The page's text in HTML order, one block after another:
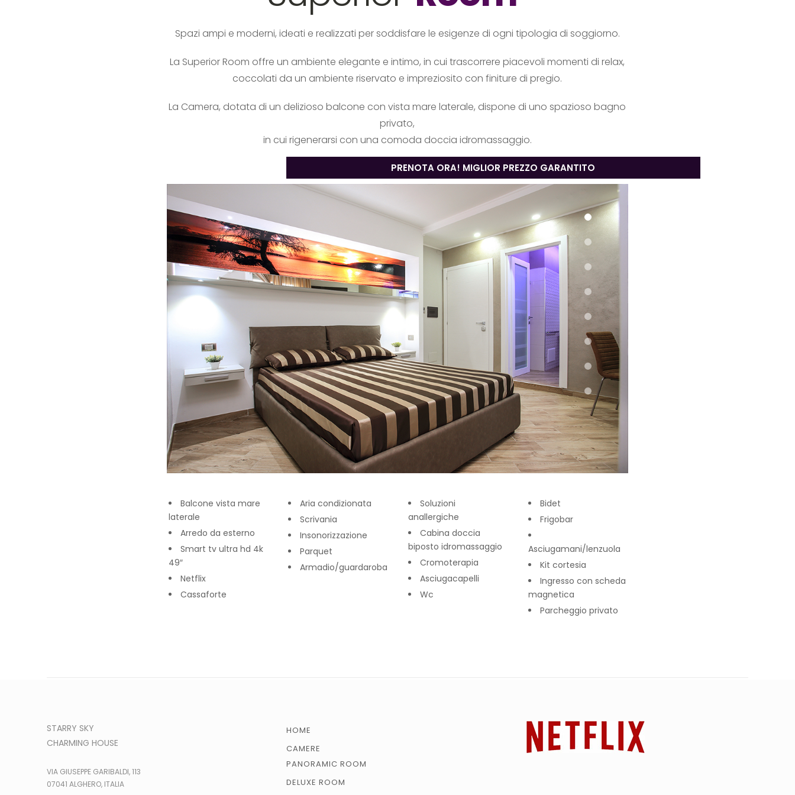
PRENOTA ORA! MIGLIOR PREZZO GARANTITO
Spazi ampi e moderni, ideati e realizzati per soddisfare le esigenze di ogni tipologia di soggiorno.
La Superior Room offre un ambiente elegante e intimo, in cui trascorrere piacevoli momenti di relax,
coccolati da un ambiente riservato e impreziosito con finiture di pregio.
La Camera, dotata di un delizioso balcone con vista mare laterale, dispone di uno spazioso bagno
privato,
in cui rigenerarsi con una comoda doccia idromassaggio.
Balcone vista mare
laterale
Arredo da esterno
Smart tv ultra hd 4k
49″
Netflix
Cassaforte
Aria condizionata
Scrivania
Insonorizzazione
Parquet
Armadio/guardaroba
Soluzioni
anallergiche
Cabina doccia
biposto idromassaggio
Cromoterapia
Asciugacapelli
Wc
Bidet
Frigobar
Asciugamani/lenzuola
Kit cortesia
Ingresso con scheda
magnetica
Parcheggio privato
STARRY SKY
CHARMING HOUSE
VIA GIUSEPPE GARIBALDI, 113
07041 ALGHERO, ITALIA
HOME
CAMERE
PANORAMIC ROOM
DELUXE ROOM